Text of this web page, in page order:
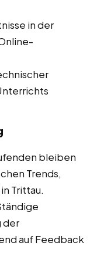
in der
bleiben
Trends,
Trittau.
der
auf Feedback